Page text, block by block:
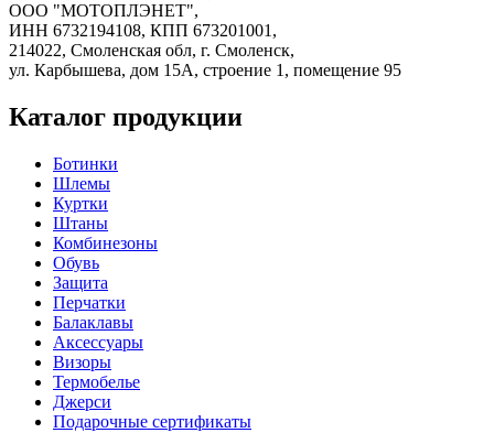
ООО "МОТОПЛЭНЕТ",
ИНН 6732194108, КПП 673201001,
214022, Смоленская обл, г. Смоленск,
ул. Карбышева, дом 15А, строение 1, помещение 95
Каталог продукции
Ботинки
Шлемы
Куртки
Штаны
Комбинезоны
Обувь
Защита
Перчатки
Балаклавы
Аксессуары
Визоры
Термобелье
Джерси
Подарочные сертификаты